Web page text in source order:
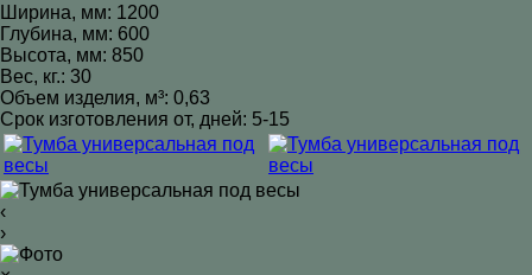
Ширина, мм: 1200
Глубина, мм: 600
Высота, мм: 850
Вес, кг.: 30
Объем изделия, м³: 0,63
Срок изготовления от, дней: 5-15
‹
›